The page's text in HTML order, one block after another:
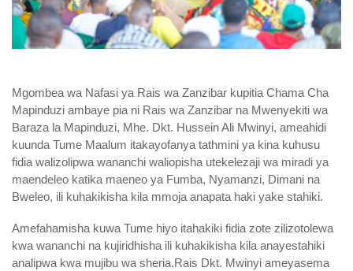
Mgombea wa Nafasi ya Rais wa Zanzibar kupitia Chama Cha
Mapinduzi ambaye pia ni Rais wa Zanzibar na Mwenyekiti wa
Baraza la Mapinduzi, Mhe. Dkt. Hussein Ali Mwinyi, ameahidi
kuunda Tume Maalum itakayofanya tathmini ya kina kuhusu
fidia walizolipwa wananchi waliopisha utekelezaji wa miradi ya
maendeleo katika maeneo ya Fumba, Nyamanzi, Dimani na
Bweleo, ili kuhakikisha kila mmoja anapata haki yake stahiki.
Amefahamisha kuwa Tume hiyo itahakiki fidia zote zilizotolewa
kwa wananchi na kujiridhisha ili kuhakikisha kila anayestahiki
analipwa kwa mujibu wa sheria.Rais Dkt. Mwinyi ameyasema